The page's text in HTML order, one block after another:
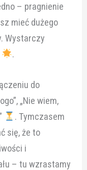
– pragnienie
mieć dużego
Wystarczy
.
do
„Nie wiem,
. Tymczasem
się, że to
i
– tu wzrastamy